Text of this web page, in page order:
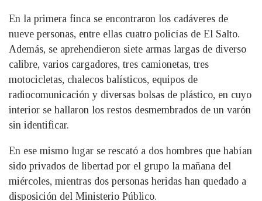
En la primera finca se encontraron los cadáveres de
nueve personas, entre ellas cuatro policías de El Salto.
Además, se aprehendieron siete armas largas de diverso
calibre, varios cargadores, tres camionetas, tres
motocicletas, chalecos balísticos, equipos de
radiocomunicación y diversas bolsas de plástico, en cuyo
interior se hallaron los restos desmembrados de un varón
sin identificar.
En ese mismo lugar se rescató a dos hombres que habían
sido privados de libertad por el grupo la mañana del
miércoles, mientras dos personas heridas han quedado a
disposición del Ministerio Público.